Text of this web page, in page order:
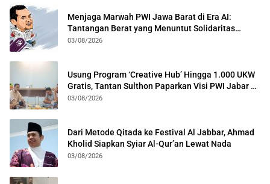
Menjaga Marwah PWI Jawa Barat di Era AI:
Tantangan Berat yang Menuntut Solidaritas
Lintas Generasi
03/08/2026
Usung Program ‘Creative Hub’ Hingga 1.000 UKW
Gratis, Tantan Sulthon Paparkan Visi PWI Jabar di
Kota Bogor
03/08/2026
Dari Metode Qitada ke Festival Al Jabbar, Ahmad
Kholid Siapkan Syiar Al-Qur’an Lewat Nada
03/08/2026